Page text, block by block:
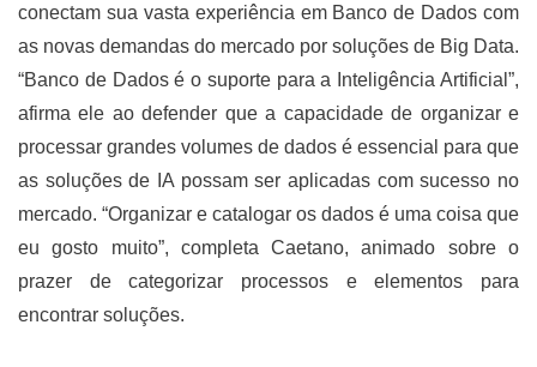
conectam sua vasta experiência em Banco de Dados com
as novas demandas do mercado por soluções de Big Data.
“Banco de Dados é o suporte para a Inteligência Artificial”,
afirma ele ao defender que a capacidade de organizar e
processar grandes volumes de dados é essencial para que
as soluções de IA possam ser aplicadas com sucesso no
mercado. “Organizar e catalogar os dados é uma coisa que
eu gosto muito”, completa Caetano, animado sobre o
prazer de categorizar processos e elementos para
encontrar soluções.